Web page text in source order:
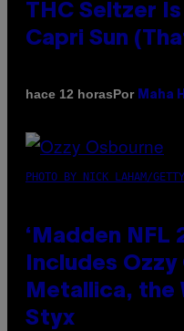
THC Seltzer
Capri Sun
hace 12 horasPor Maha
PHOTO BY NICK LAHAM/
‘Madden NFL
Includes
Metallica, the
Styx